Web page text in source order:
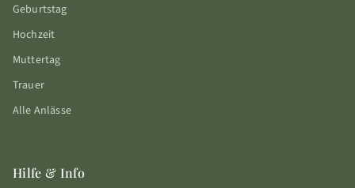
Geburtstag
Hochzeit
Muttertag
Trauer
Alle Anlässe
Hilfe & Info